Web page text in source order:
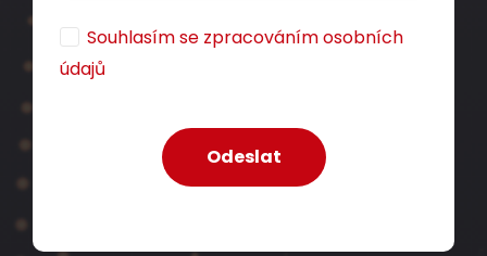
Souhlasím se zpracováním osobních
údajů